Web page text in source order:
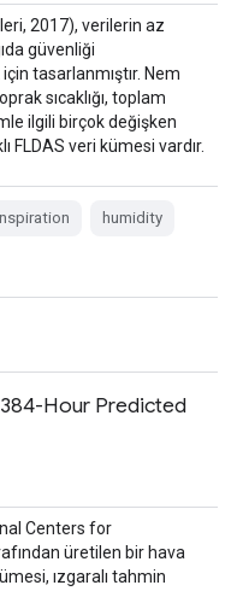
2017), verilerin az
güvenliği
tasarlanmıştır. Nem
sıcaklığı, toplam
ilgili birçok değişken
FLDAS veri kümesi vardır.
humidity
Hour Predicted
Centers for
üretilen bir hava
ızgaralı tahmin